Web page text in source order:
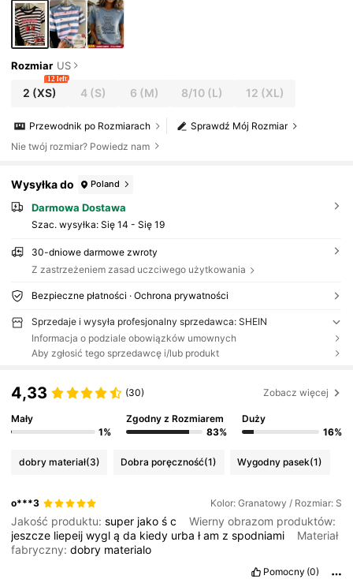
Rozmiar US
2 (XS)
12 left
4(S) 6 (M) 8/10 (L) 12 (XL)
Sprawdź Mój Rozmiar
Przewodnik po Rozmiarach
Nie twój rozmiar? Powiedz nam
Wysyłka do Poland
Darmowa Dostawa
Szac. wysyłka: Się 14 - Się 19
30-dniowe darmowe zwroty
Z zastrzeżeniem zasad uczciwego użytkowania
Bezpieczne płatności · Ochrona prywatności
Sprzedaje i wysyła profesjonalny sprzedawca: SHEIN
Informacja o podziale obowiązków umownych
Aby zgłosić tego sprzedawcę i/lub produkt
4,33 (30) Zobacz więcej
Mały
1%
Zgodny z Rozmiarem
83%
Duży
16%
dobry materiał(3) Dobra poręczność(1) Wygodny pasek(1)
o***3 Kolor: Granatowy / Rozmiar: S
Jakość produktu:super jakośc
Wierny obrazom produktów:
jeszcze liepeijwygląda kiedy urbałam zspodniami
Materiał
fabryczny:dobry materialo
Pomocny (0)